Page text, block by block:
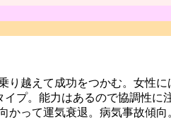
越えて成功をつかむ。女性に
プ。能力はあるので協調性に
って運気衰退。病気事故傾向